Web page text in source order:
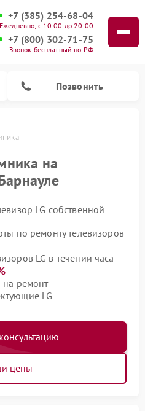
+7 (385) 254-68-04
Ежедневно, с 10:00 до 20:00
+7 (800) 302-71-75
Звонок бесплатный по РФ
Позвонить
на
LG собственной
по ремонту телевизоров
LG в течении часа
на ремонт
LG
цены